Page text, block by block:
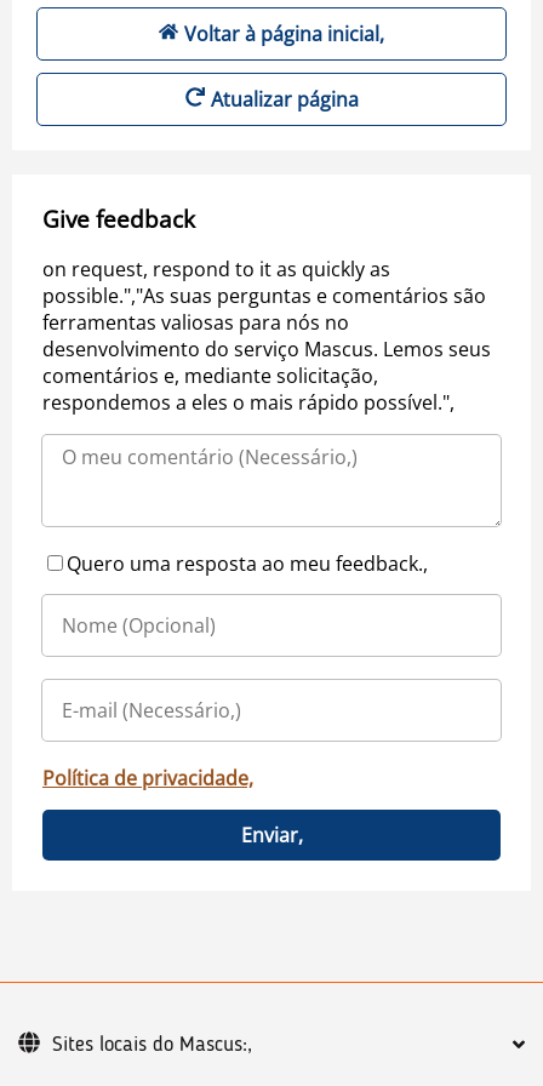
Voltar à página inicial,
Atualizar página
Give feedback
on request, respond to it as quickly as
possible.","As suas perguntas e comentários são
ferramentas valiosas para nós no
desenvolvimento do serviço Mascus. Lemos seus
comentários e, mediante solicitação,
respondemos a eles o mais rápido possível.",
Quero uma resposta ao meu feedback.,
Política de privacidade,
Enviar,
Sites locais do Mascus:,